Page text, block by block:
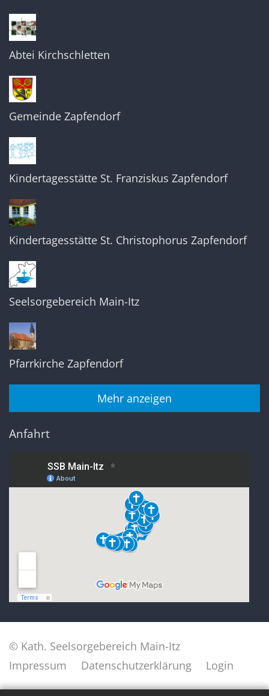
Abtei Kirchschletten
Gemeinde Zapfendorf
Kindertagesstätte St. Franziskus Zapfendorf
Kindertagesstätte St. Christophorus Zapfendorf
Seelsorgebereich Main-Itz
Pfarrkirche Zapfendorf
Mehr anzeigen
Anfahrt
© Kath. Seelsorgebereich Main-Itz
Impressum
Datenschutzerklärung Login